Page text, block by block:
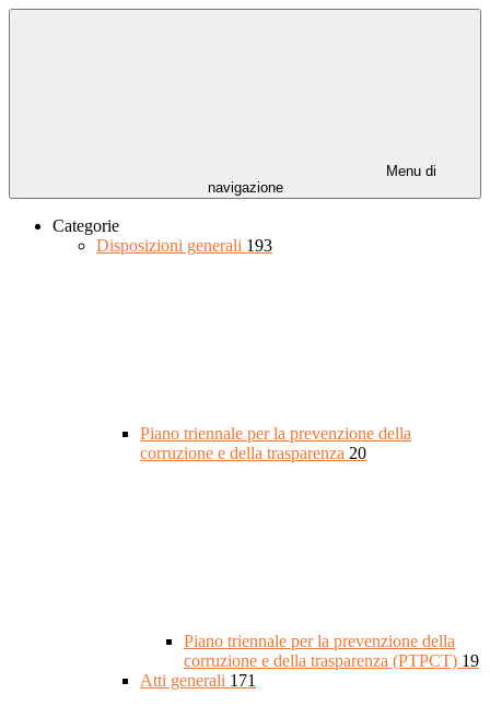
Menu di
navigazione
Categorie
Disposizioni generali 193
Piano triennale per la prevenzione della
corruzione e della trasparenza 20
Piano triennale per la prevenzione della
corruzione e della trasparenza (PTPCT) 19
Atti generali 171